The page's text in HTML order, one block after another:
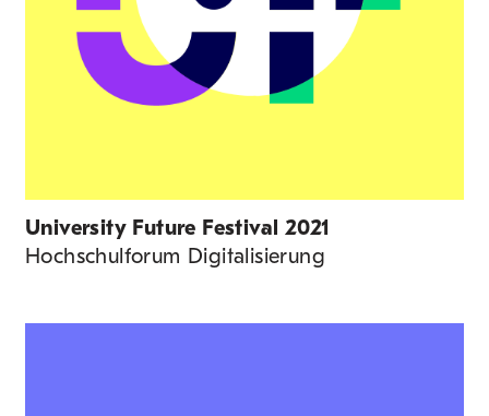
University Future Festival 2021
Hochschulforum Digitalisierung